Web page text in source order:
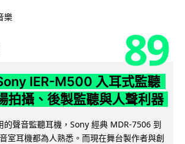
樂
89
IER-M500 入耳式監聽
拍攝、後製監聽與人聲利器
的聲音監聽耳機，Sony 經典 MDR-7506 到
室耳機都為人熟悉。而現在舞台製作者與創